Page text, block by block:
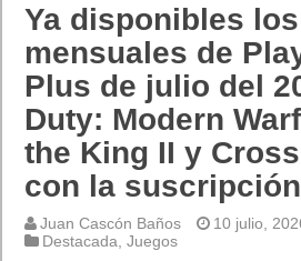
Ya disponibles
mensuales de
Plus de julio del
Duty: Modern
the King II y
con la suscripción
Juan Cascón Baños
10 julio,
Destacada ,Juegos